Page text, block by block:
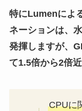
特にLumenによ
ネーションは、
発揮しますが、
て1.5倍から2倍
CPUに